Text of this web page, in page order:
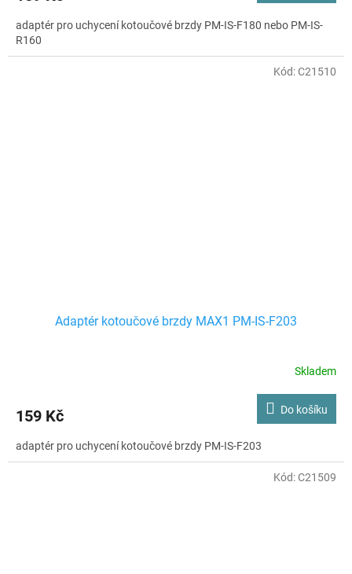
adaptér pro uchycení kotoučové brzdy PM-IS-F180 nebo PM-IS-
R160
Adaptér kotoučové brzdy MAX1 PM-IS-F203
Skladem
159 Kč Do košíku
adaptér pro uchycení kotoučové brzdy PM-IS-F203
Kód:C21510
Kód:C21509